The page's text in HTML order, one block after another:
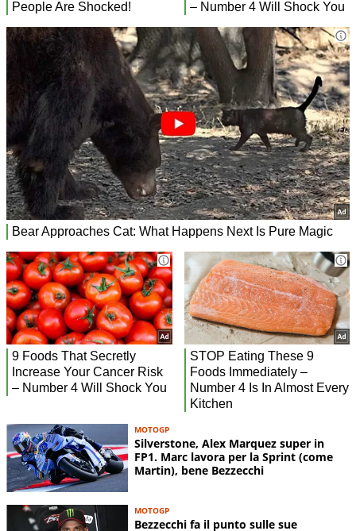
MOTOGP
Silverstone, Alex Marquez super in
FP1. Marc lavora per la Sprint (come
Martin), bene Bezzecchi
MOTOGP
Bezzecchi fa il punto sulle sue